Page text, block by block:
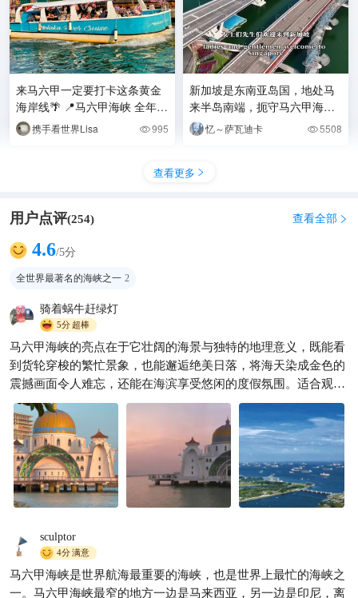
来马六甲一定要打卡这条黄金
海岸线🌴 📍马六甲海峡 全年全
天开放的天然美景，这里的海
水蓝得纯粹，搭配
携手看世界Lisa 995
马六甲海峡
丫丫爱旅游1 3959
新加坡是东南亚岛国，地处马
来半岛南端，扼守马六甲海峡
要冲。国土面积约733平方公
里，人口约564万，
忆～萨瓦迪卡 5508
查看更多 
用户点评(254) 查看全部 
4.6/5分
全世界最著名的海峡之一 2
骑着蜗牛赶绿灯
5分超棒
马六甲海峡的亮点在于它壮阔的海景与独特的地理意义，既能看
到货轮穿梭的繁忙景象，也能邂逅绝美日落，将海天染成金色的
震撼画面令人难忘，还能在海滨享受悠闲的度假氛围。适合观赏
日落、漫步沙滩，感受这片黄金水道的独特魅力。
sculptor
4分满意
马六甲海峡是世界航海最重要的海峡，也是世界上最忙的海峡之
一。马六甲海峡最窄的地方一边是马来西亚，另一边是印尼，离